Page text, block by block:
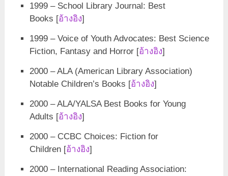
1999 – School Library Journal: Best
Books [อ้างอิง]
1999 – Voice of Youth Advocates: Best Science
Fiction, Fantasy and Horror [อ้างอิง]
2000 – ALA (American Library Association)
Notable Children’s Books [อ้างอิง]
2000 – ALA/YALSA Best Books for Young
Adults [อ้างอิง]
2000 – CCBC Choices: Fiction for
Children [อ้างอิง]
2000 – International Reading Association: